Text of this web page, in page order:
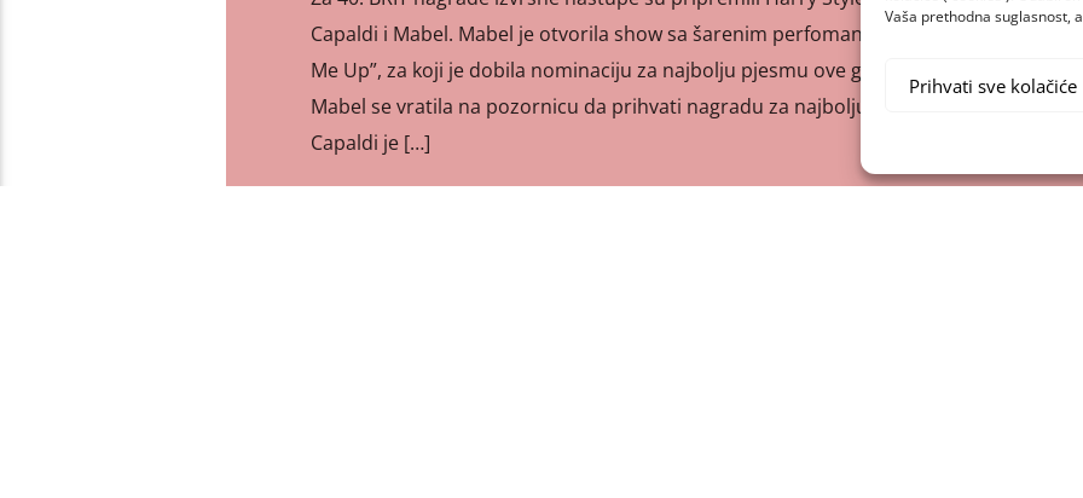
Vaša prethodna suglasnost,
Prihvati sve kolačiće
Capaldi i Mabel. Mabel je otvorila show sa šarenim perfomansom hita „Don’t Call
Me Up”, za koji je dobila nominaciju za najbolju pjesmu ove godine. Nedugo nakon,
Mabel se vratila na pozornicu da prihvati nagradu za najbolju solo glazbenicu. Lewis
Capaldi je […]